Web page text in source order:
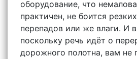
оборудование, что
практичен, не боится
перепадов или же влаги. И
поскольку речь идёт о
дорожного полотна, вам не